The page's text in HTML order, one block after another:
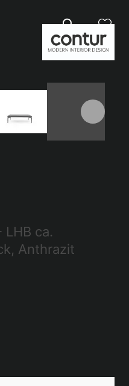
ca.
Anthrazit